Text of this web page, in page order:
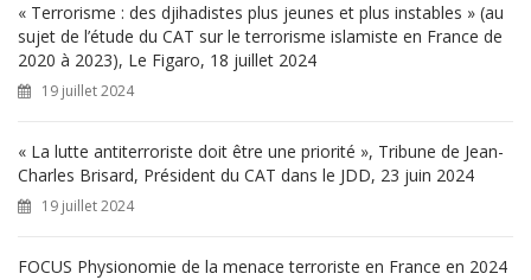
« Terrorisme : des djihadistes plus jeunes et plus instables » (au
sujet de l’étude du CAT sur le terrorisme islamiste en France de
2020 à 2023), Le Figaro, 18 juillet 2024
19 juillet 2024
« La lutte antiterroriste doit être une priorité », Tribune de Jean-
Charles Brisard, Président du CAT dans le JDD, 23 juin 2024
19 juillet 2024
FOCUS Physionomie de la menace terroriste en France en 2024